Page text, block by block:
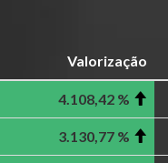
Valorização
4.108,42 %
3.130,77 %